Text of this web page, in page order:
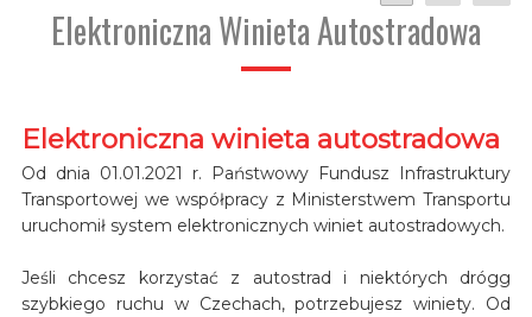
Elektroniczna Winieta Autostradowa
Elektroniczna winieta autostradowa
Od dnia 01.01.2021 r. Państwowy Fundusz Infrastruktury
Transportowej we współpracy z Ministerstwem Transportu
uruchomił system elektronicznych winiet autostradowych.
Jeśli chcesz korzystać z autostrad i niektórych drógg
szybkiego ruchu w Czechach, potrzebujesz winiety. Od